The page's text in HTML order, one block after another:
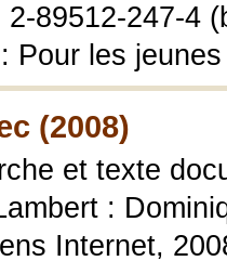
2-89512-247-4
Pour les
(2008)
et texte
:
Internet,